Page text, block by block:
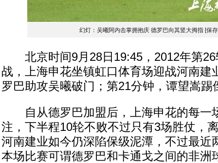
幻灯：吴曦阿内击掌拥抱庆 德罗巴向其竖大拇指 [保
北京时间9月28日19:45，2012年第26
战，上海申花坐镇虹口体育场迎战河南建
罗巴助攻吴曦破门；第21分钟，谭望嵩踢
自从德罗巴加盟后，上海申花的每一
注，下半程10轮不败不过只有3场胜仗，
河南建业如今仍深陷保级泥潭，不过最近
本场比赛可谓德罗巴和卡通戈之间的非洲